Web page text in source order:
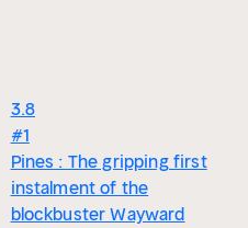
3.8
#1
Pines : The gripping first
instalment of the
blockbuster Wayward